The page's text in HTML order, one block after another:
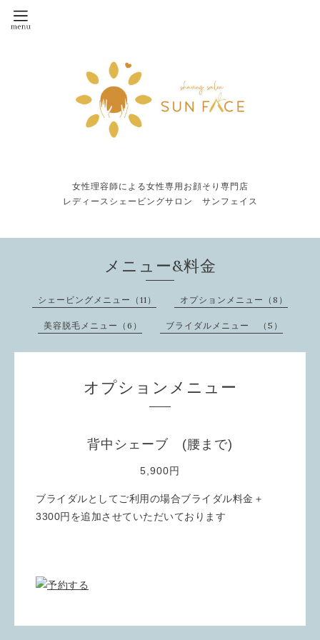
女性理容師による女性専用お顔そり専門店
レディースシェービングサロン サンフェイス
メニュー&料金
シェービングメニュー（11） オプションメニュー（8）
美容脱毛メニュー（6） ブライダルメニュー （5）
オプションメニュー
背中シェーブ (腰まで)
5,900円
ブライダルとしてご利用の場合ブライダル料金＋
3300円を追加させていただいております